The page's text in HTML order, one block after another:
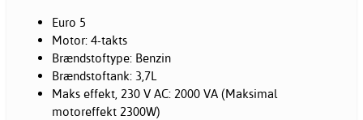
Euro 5
Motor: 4-takts
Brændstoftype: Benzin
Brændstoftank: 3,7L
Maks effekt, 230 V AC: 2000 VA (Maksimal
motoreffekt 2300W)